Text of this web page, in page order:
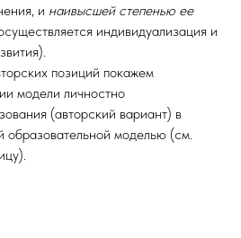
и наивысшей степенью ее
индивидуализация и
позиций покажем
модели личностно
(авторский вариант) в
образовательной моделью (см.